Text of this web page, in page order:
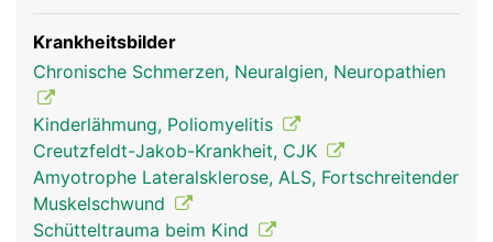
aussieht und aus unzähligen Nervenzellen gebildet
wird. Die weisse Substanz umschliesst die graue
Substanz und enthält hauptsächlich die langen
Nervenfasern. Das Rückenmark ist wie das Gehirn
von Rückenmarkflüssigkeit (Liquor) und von drei
schützenden Rückenmarkhäuten umgeben: eine
harte äussere Haut, eine gut durchblutete mittlere
Haut und eine weiche dem Rückenmark direkt
aufliegende innere Haut.
Krankheitsbilder
Chronische Schmerzen, Neuralgien, Neuropathien
Kinderlähmung, Poliomyelitis
Creutzfeldt-Jakob-Krankheit, CJK
Amyotrophe Lateralsklerose, ALS, Fortschreitender
Muskelschwund
Schütteltrauma beim Kind